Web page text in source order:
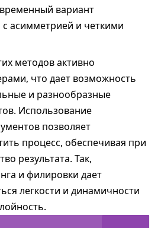
вариант
с асимметрией и четкими
методов активно
что дает возможность
и разнообразные
Использование
позволяет
процесс, обеспечивая при
результата. Так,
и филировки дает
легкости и динамичности